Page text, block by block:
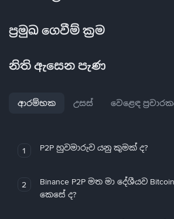
ප්‍රමුඛ ගෙවීම් ක්‍රම
නිති ඇසෙන පැණ
ආරම්භක උසස් වෙළෙඳ
1 P2P හුවමාරුව යනු කුමක් ද?
2
Binance P2P මත මා දේශීයව
කෙසේ ද?